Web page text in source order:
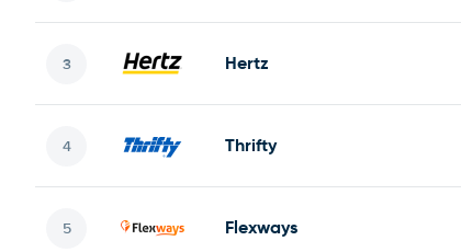
Hertz
Thrifty
Flexways